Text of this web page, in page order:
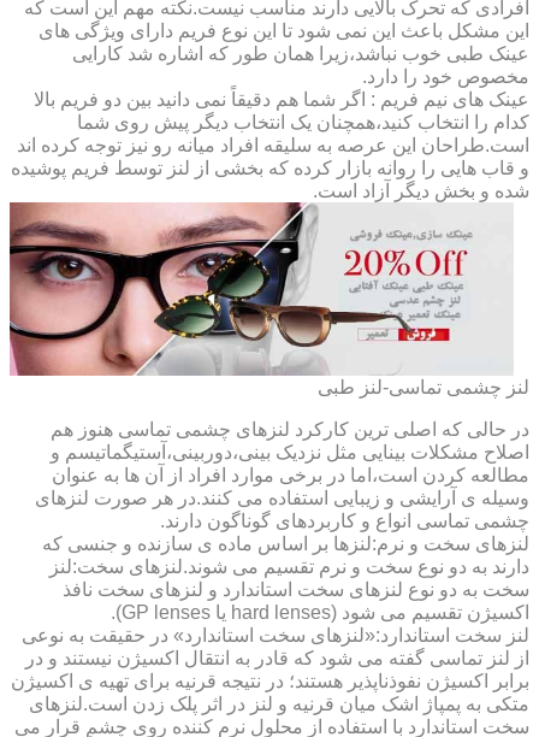
افرادی که تحرک بالایی دارند مناسب نیست.نکته مهم این است که
این مشکل باعث این نمی شود تا این نوع فریم دارای ویژگی های
عینک طبی خوب نباشد،زیرا همان طور که اشاره شد کارایی
مخصوص خود را دارد.
عینک های نیم فریم : اگر شما هم دقیقاً نمی دانید بین دو فریم بالا
کدام را انتخاب کنید،همچنان یک انتخاب دیگر پیش روی شما
است.طراحان این عرصه به سلیقه افراد میانه رو نیز توجه کرده اند
و قاب هایی را روانه بازار کرده که بخشی از لنز توسط فریم پوشیده
شده و بخش دیگر آزاد است.
لنز چشمی تماسی-لنز طبی
در حالی که اصلی ترین کارکرد لنزهای چشمی تماسی هنوز هم
اصلاح مشکلات بینایی مثل نزدیک بینی،دوربینی،آستیگماتیسم و
مطالعه کردن است،اما در برخی موارد افراد از آن ها به عنوان
وسیله ی آرایشی و زیبایی استفاده می کنند.در هر صورت لنزهای
چشمی تماسی انواع و کاربردهای گوناگون دارند.
لنزهای سخت و نرم:لنزها بر اساس ماده ی سازنده و جنسی که
دارند به دو نوع سخت و نرم تقسیم می شوند.لنزهای سخت:لنز
سخت به دو نوع لنزهای سخت استاندارد و لنزهای سخت نافذ
اکسیژن تقسیم می شود (hard lenses یا GP lenses).
لنز سخت استاندارد:«لنزهای سخت استاندارد» در حقیقت به نوعی
از لنز تماسی گفته می شود که قادر به انتقال اکسیژن نیستند و در
برابر اکسیژن نفوذناپذیر هستند؛ در نتیجه قرنیه برای تهیه ی اکسیژن
متکی به پمپاژ اشک میان قرنیه و لنز در اثر پلک زدن است.لنزهای
سخت استاندارد با استفاده از محلول نرم کننده روی چشم قرار می